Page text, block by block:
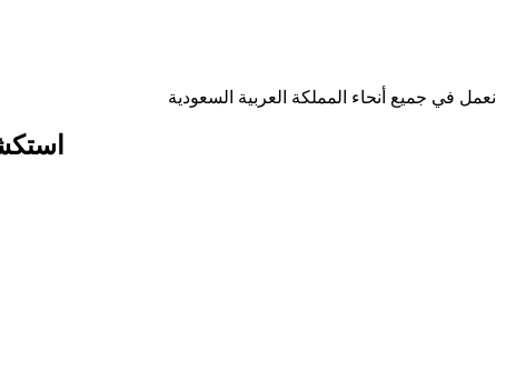
نعمل في جميع أنحاء المملكة العربية السعودية